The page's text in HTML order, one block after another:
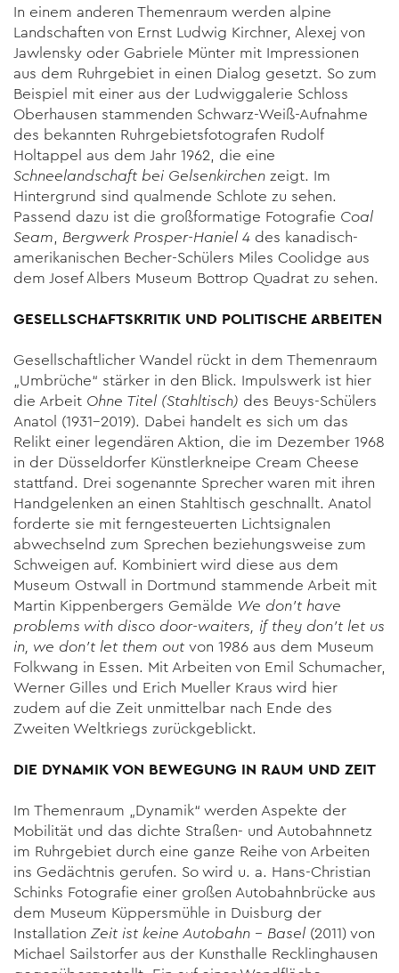
In einem anderen Themenraum werden alpine
Landschaften von Ernst Ludwig Kirchner, Alexej von
Jawlensky oder Gabriele Münter mit Impressionen
aus dem Ruhrgebiet in einen Dialog gesetzt. So zum
Beispiel mit einer aus der Ludwiggalerie Schloss
Oberhausen stammenden Schwarz-Weiß-Aufnahme
des bekannten Ruhrgebietsfotografen Rudolf
Holtappel aus dem Jahr 1962, die eine
Schneelandschaft bei Gelsenkirchen zeigt. Im
Hintergrund sind qualmende Schlote zu sehen.
Passend dazu ist die großformatige Fotografie Coal
Seam, Bergwerk Prosper-Haniel 4 des kanadisch-
amerikanischen Becher-Schülers Miles Coolidge aus
dem Josef Albers Museum Bottrop Quadrat zu sehen.
GESELLSCHAFTSKRITIK UND POLITISCHE ARBEITEN
Gesellschaftlicher Wandel rückt in dem Themenraum
„Umbrüche“ stärker in den Blick. Impulswerk ist hier
die Arbeit Ohne Titel (Stahltisch) des Beuys-Schülers
Anatol (1931–2019). Dabei handelt es sich um das
Relikt einer legendären Aktion, die im Dezember 1968
in der Düsseldorfer Künstlerkneipe Cream Cheese
stattfand. Drei sogenannte Sprecher waren mit ihren
Handgelenken an einen Stahltisch geschnallt. Anatol
forderte sie mit ferngesteuerten Lichtsignalen
abwechselnd zum Sprechen beziehungsweise zum
Schweigen auf. Kombiniert wird diese aus dem
Museum Ostwall in Dortmund stammende Arbeit mit
Martin Kippenbergers Gemälde We don’t have
problems with disco door-waiters, if they don’t let us
in, we don’t let them out von 1986 aus dem Museum
Folkwang in Essen. Mit Arbeiten von Emil Schumacher,
Werner Gilles und Erich Mueller Kraus wird hier
zudem auf die Zeit unmittelbar nach Ende des
Zweiten Weltkriegs zurückgeblickt.
DIE DYNAMIK VON BEWEGUNG IN RAUM UND ZEIT
Im Themenraum „Dynamik“ werden Aspekte der
Mobilität und das dichte Straßen- und Autobahnnetz
im Ruhrgebiet durch eine ganze Reihe von Arbeiten
ins Gedächtnis gerufen. So wird u. a. Hans-Christian
Schinks Fotografie einer großen Autobahnbrücke aus
dem Museum Küppersmühle in Duisburg der
Installation Zeit ist keine Autobahn – Basel (2011) von
Michael Sailstorfer aus der Kunsthalle Recklinghausen